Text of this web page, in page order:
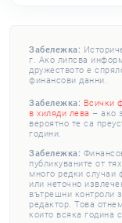
Забележка:
г. Ако липсва
дружеството е
финансови данни.
Забележка: Всички
в хиляди лева – ако
вероятно те са
години.
Забележка:
публикуваните от
много редки случаи
или неточно
вътрешни контроли
редактор. Това
които всяка година